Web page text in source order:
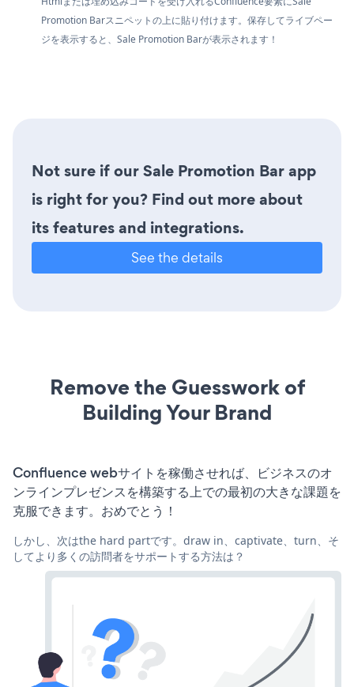
Promotion Barスニペットの上に貼り付けます。保存してライブペー
ジを表示すると、Sale Promotion Barが表示されます！
Not sure if our Sale Promotion Bar app
is right for you? Find out more about
its features and integrations.
See the details
Remove the Guesswork of
Building Your Brand
Confluence webサイトを稼働させれば、ビジネスのオ
ンラインプレゼンスを構築する上での最初の大きな課題を
克服できます。おめでとう！
しかし、次はthe hard partです。draw in、captivate、turn、そ
してより多くの訪問者をサポートする方法は？